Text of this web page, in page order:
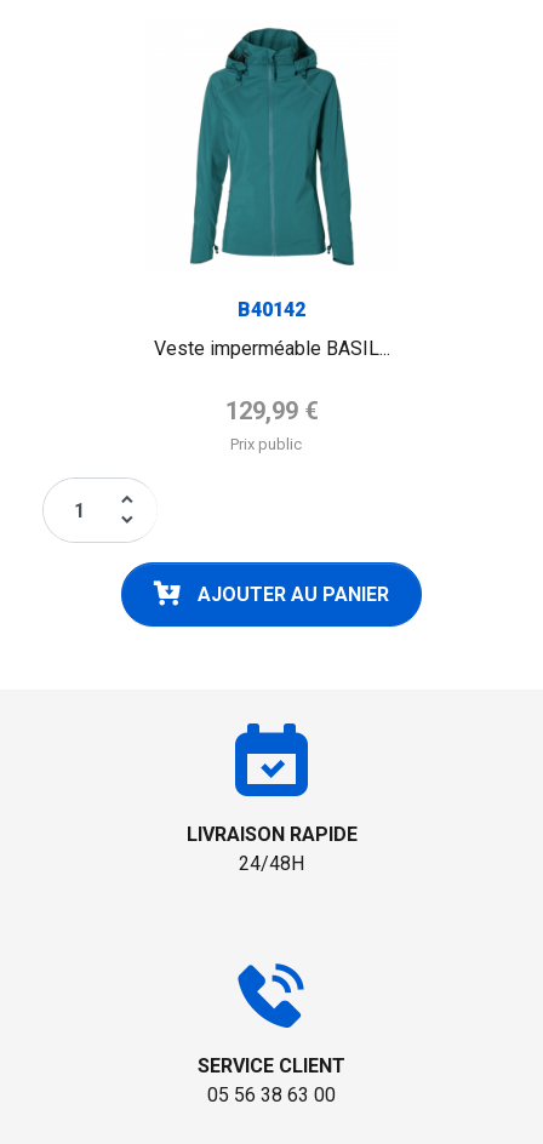
B40142
Veste imperméable BASIL...
Prix de base
129,99 €
Prix public
keyboard_arrow_up
keyboard_arrow_down
AJOUTER AU PANIER
LIVRAISON RAPIDE
24/48H
SERVICE CLIENT
05 56 38 63 00